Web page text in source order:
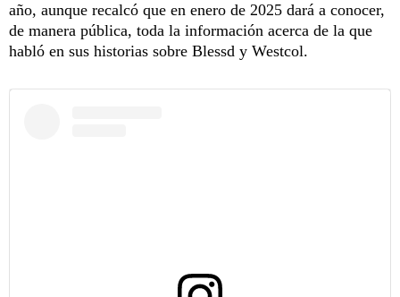
año, aunque recalcó que en enero de 2025 dará a conocer,
de manera pública, toda la información acerca de la que
habló en sus historias sobre Blessd y Westcol.